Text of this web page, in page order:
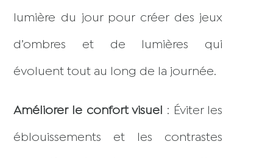
lumière du jour pour créer des jeux
d’ombres et de lumières qui
évoluent tout au long de la journée.
Améliorer le confort visuel : Éviter les
éblouissements et les contrastes